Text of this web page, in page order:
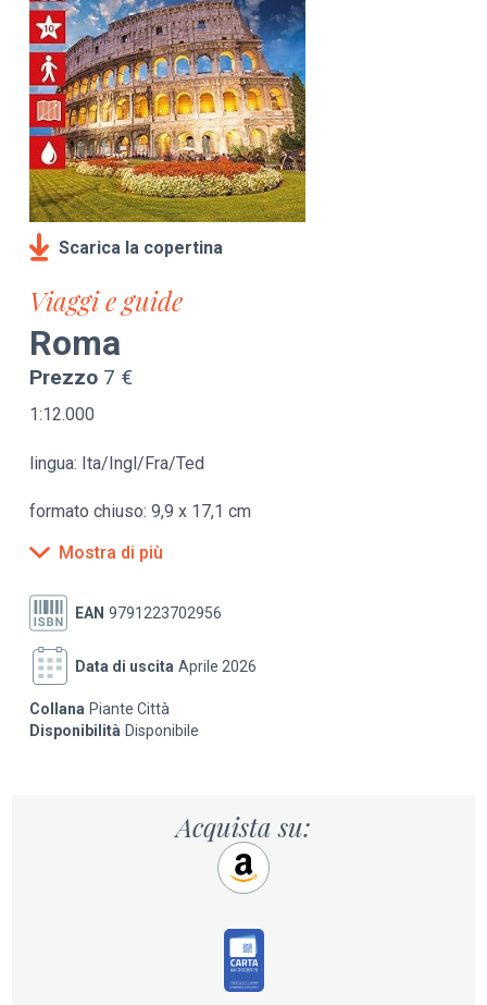
Scarica la copertina
Viaggi e guide
Roma
Prezzo 7 €
1:12.000
lingua: Ita/Ingl/Fra/Ted
formato chiuso: 9,9 x 17,1 cm
plastificata, impermeabile e antistrappo
Le carte con scala 1:12.000 sono uno strumento
indispensabile per chi vuole visitare al meglio una città,
anche la propria: la pianta dettagliata del centro
arricchita con informazioni turistiche pratiche e la rete
dei trasporti metropolitani. Con gli highlights delle
attrazioni da non perdere.
Mostra di più
EAN 9791223702956
Data di uscita Aprile 2026
Collana Piante Città
Disponibilità Disponibile
Acquista su: